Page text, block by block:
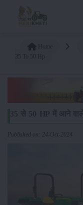
Published on: 24-Oct-2024